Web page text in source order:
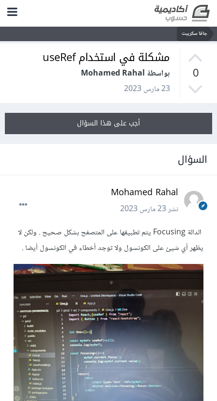
جافا سكريبت
0
مشكلة في استخدام useRef
بواسطة Mohamed Rahal
23 مارس 2023
أجب على هذا السؤال
السؤال
Mohamed Rahal
نشر23 مارس 2023
الدالة Focusing يتم تطبيقها على المتصفح بشكل صحيح . ولكن لا
يظهر أي شيئ على الكونسول ولا توجد أخطاء في الكونسول أيضا .